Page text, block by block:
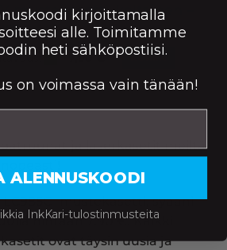
mustekasetti, keltainen –
7,90€ KORIIN
ja laserkasetit meiltä
-mustekasetti, syaani
hintaan 7.90 €. Kaikki
ovat täysin uusia ja
kirjoittamalla
alle. Toimitamme
heti sähköpostiisi.
on voimassa vain tänään!
ALENNUSKOODI
InkKari-tulostinmusteita